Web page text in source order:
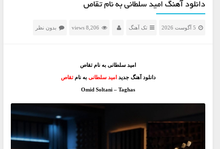
دانلود آهنگ امید سلطانی به نام تقاص
5 آگوست 2026 تک آهنگ 8,206 views بدون نظر
امید سلطانی به نام تقاص
دانلود آهنگ جدید امید سلطانی به نامتقاص
Omid Soltani – Taghas